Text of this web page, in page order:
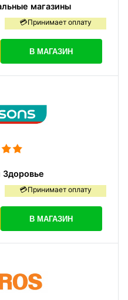
магазины
💳Принимает оплату
В МАГАЗИН
Здоровье
💳Принимает оплату
В МАГАЗИН